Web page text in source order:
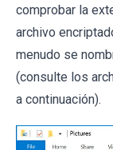
comprobar la
archivo
menudo se
(consulte los
a continuación).